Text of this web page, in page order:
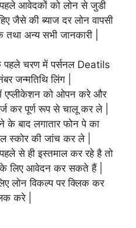
पहले आवेदकों को लोन से जुडी
जैसे की ब्याज दर लोन वापसी
अन्य सभी जानकारी |
चरण में पर्सनल Deatils
जन्मतिथि लिंग |
एप्लीकेशन को ओपन करे और
कर पूर्ण रूप से चालू कर ले |
के बाद लगातार फोन पे का
स्कोर की जांच कर ले |
से ही इस्तमाल कर रहे है तो
लिए आवेदन कर सकते हैं |
लोन विकल्प पर क्लिक कर
करे |